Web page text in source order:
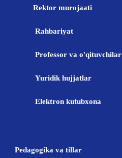
Rektor murojaati
Rahbariyat
Professor va o'qituvchilar
Yuridik hujjatlar
Elektron kutubxona
Pedagogika va tillar